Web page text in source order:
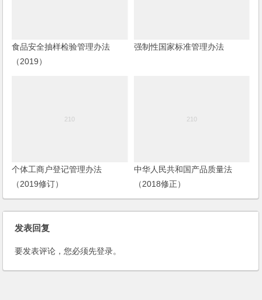
食品安全抽样检验管理办法
（2019）
强制性国家标准管理办法
个体工商户登记管理办法
（2019修订）
中华人民共和国产品质量法
（2018修正）
发表回复
要发表评论，您必须先登录。